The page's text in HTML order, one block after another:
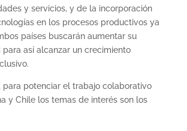
y servicios, y de la incorporación
en los procesos productivos ya
países buscarán aumentar su
así alcanzar un crecimiento
para potenciar el trabajo colaborativo
y Chile los temas de interés son los